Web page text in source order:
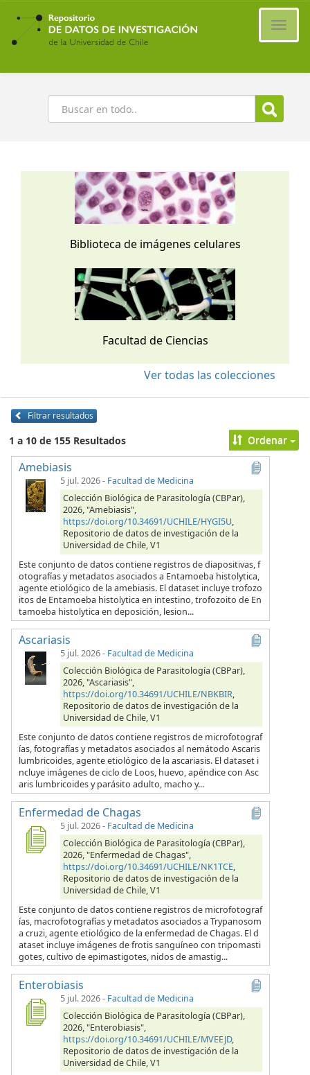
Ir
contenido
principal
Buscar
Biblioteca de imágenes celulares
Facultad de Ciencias
Ver todas las colecciones
Filtrar resultados
1 a 10 de 155 Resultados Ordenar
Amebiasis
5 jul. 2026- Facultad de Medicina
Colección Biológica de Parasitología (CBPar),
2026, "Amebiasis",
https://doi.org/10.34691/UCHILE/HYGI5U,
Repositorio de datos de investigación de la
Universidad de Chile, V1
Este conjunto de datos contiene registros de diapositivas, f
otografías y metadatos asociados a Entamoeba histolytica,
agente etiológico de la amebiasis. El dataset incluye trofozo
itos de Entamoeba histolytica en intestino, trofozoito de En
tamoeba histolytica en deposición, lesion...
Ascariasis
5 jul. 2026- Facultad de Medicina
Colección Biológica de Parasitología (CBPar),
2026, "Ascariasis",
https://doi.org/10.34691/UCHILE/NBKBIR,
Repositorio de datos de investigación de la
Universidad de Chile, V1
Este conjunto de datos contiene registros de microfotograf
ías, fotografías y metadatos asociados al nemátodo Ascaris
lumbricoides, agente etiológico de la ascariasis. El dataset i
ncluye imágenes de ciclo de Loos, huevo, apéndice con Asc
aris lumbricoides y parásito adulto, macho y...
Enfermedad de Chagas
5 jul. 2026- Facultad de Medicina
Colección Biológica de Parasitología (CBPar),
2026, "Enfermedad de Chagas",
https://doi.org/10.34691/UCHILE/NK1TCE,
Repositorio de datos de investigación de la
Universidad de Chile, V1
Este conjunto de datos contiene registros de microfotograf
ías, macrofotografías y metadatos asociados a Trypanosom
a cruzi, agente etiológico de la enfermedad de Chagas. El d
ataset incluye imágenes de frotis sanguíneo con tripomasti
gotes, cultivo de epimastigotes, nidos de amastig...
Enterobiasis
5 jul. 2026- Facultad de Medicina
Colección Biológica de Parasitología (CBPar),
2026, "Enterobiasis",
https://doi.org/10.34691/UCHILE/MVEEJD,
Repositorio de datos de investigación de la
Universidad de Chile, V1